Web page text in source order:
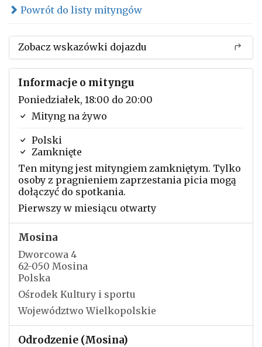
Powrót do listy mityngów
Zobacz wskazówki dojazdu
Informacje o mityngu
Poniedziałek, 18:00 do 20:00
Mityng na żywo
Polski
Zamknięte
Ten mityng jest mityngiem zamkniętym. Tylko
osoby z pragnieniem zaprzestania picia mogą
dołączyć do spotkania.
Pierwszy w miesiącu otwarty
Mosina
Dworcowa 4
62-050 Mosina
Polska
Ośrodek Kultury i sportu
Województwo Wielkopolskie
Odrodzenie (Mosina)